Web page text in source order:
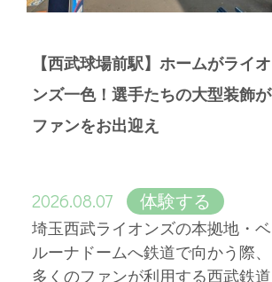
【西武球場前駅】ホームがライオ
ンズ一色！選手たちの大型装飾が
ファンをお出迎え
2026.08.07 体験する
埼玉西武ライオンズの本拠地・ベ
ルーナドームへ鉄道で向かう際、
多くのファンが利用する西武鉄道